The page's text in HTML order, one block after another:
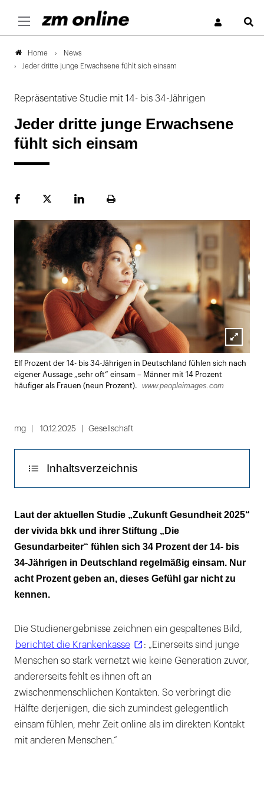
Home
News
Jeder dritte junge Erwachsene fühlt sich einsam
Repräsentative Studie mit 14- bis 34-Jährigen
Jeder dritte junge Erwachsene
fühlt sich einsam
FacebookPlattformLinekdInSeite
Lightbox
öffnen
Elf Prozent der 14- bis 34-Jährigen in Deutschland fühlen sich nach
eigener Aussage „sehr oft“ einsam – Männer mit 14 Prozent
häufiger als Frauen (neun Prozent).
www.peopleimages.com
mg 10.12.2025 Gesellschaft
Inhaltsverzeichnis
„Einsamkeit ist bei Jugendlichen kein
Randphänomen mehr“
Kassen bieten Hilfe bei Einsamkeitsgefühlen
an
Laut der aktuellen Studie „Zukunft Gesundheit 2025“
der vivida bkk und ihrer Stiftung „Die
Gesundarbeiter“ fühlen sich 34 Prozent der 14- bis
34-Jährigen in Deutschland regelmäßig einsam. Nur
acht Prozent geben an, dieses Gefühl gar nicht zu
kennen.
Die Studienergebnisse zeichnen ein gespaltenes Bild,
berichtet die Krankenkasse
: „Einerseits sind junge
Menschen so stark vernetzt wie keine Generation zuvor,
andererseits fehlt es ihnen oft an
zwischenmenschlichen Kontakten. So verbringt die
Hälfte derjenigen, die sich zumindest gelegentlich
einsam fühlen, mehr Zeit online als im direkten Kontakt
mit anderen Menschen.“